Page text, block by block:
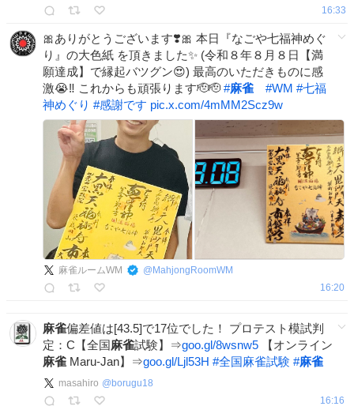
16:33
🎀ありがとうございます❣️🎀 本日『なごや七福神めぐ
り』の大色紙 を頂きました✨ (令和８年８月８日【満
願達成】で縁起バツグン😍) 最高のいただきものに感
激😭‼️ これからも頑張ります🫡🫡 #麻雀 #WM #七福
神めぐり #感謝です pic.x.com/4mMM2Scz9w
麻雀ルームWM @ MahjongRoomWM
16:20
麻雀偏差値は[43.5]で17位でした！ プロテスト模試判
定：C【全国麻雀試験】⇒goo.gl/8wsnw5 【オンライン
麻雀 Maru-Jan】⇒goo.gl/Ljl53H #全国麻雀試験 #麻雀
masahiro @borugu18
16:16